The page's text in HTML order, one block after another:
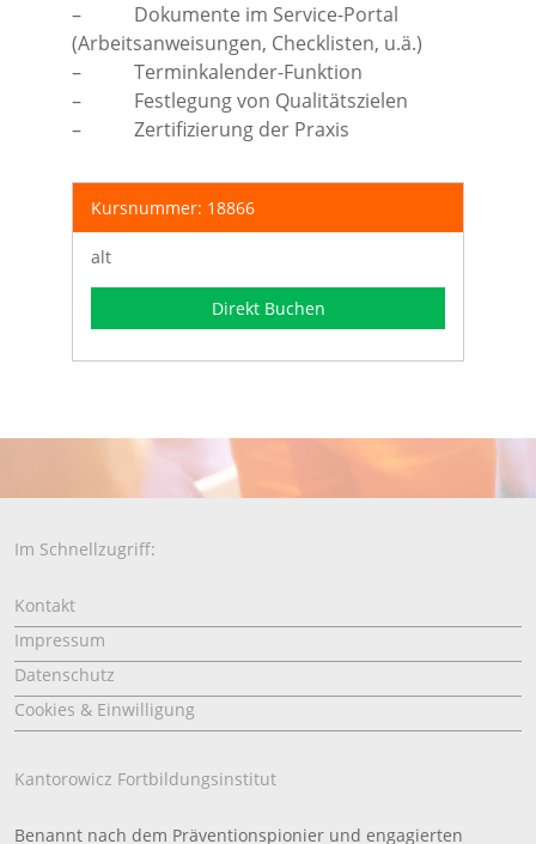
– Dokumente im Service-Portal
(Arbeitsanweisungen, Checklisten, u.ä.)
– Terminkalender-Funktion
– Festlegung von Qualitätszielen
– Zertifizierung der Praxis
Kursnummer: 18866
alt
Direkt Buchen
Im Schnellzugriff:
Kontakt
Impressum
Datenschutz
Cookies & Einwilligung
Kantorowicz Fortbildungsinstitut
Benannt nach dem Präventionspionier und engagierten